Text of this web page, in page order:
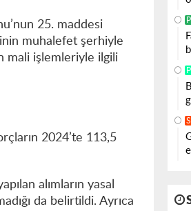
25. maddesi
muhalefet şerhiyle
mali işlemleriyle ilgili
2024’te 113,5
alımların yasal
da belirtildi. Ayrıca